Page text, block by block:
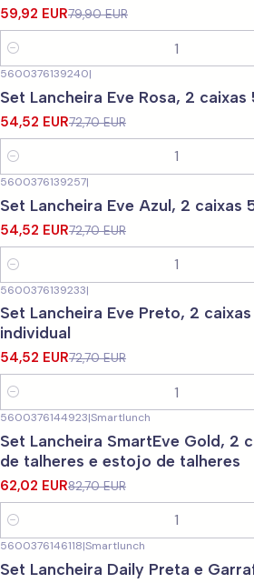
59,92 EUR79,90 EUR
Quantidade
DESCONTO
5600376139240|
Set Lancheira Eve Rosa, 2
54,52 EUR72,70 EUR
Quantidade
DESCONTO
5600376139257|
Set Lancheira Eve Azul, 2 caixas
54,52 EUR72,70 EUR
Quantidade
-25%DESCONTO
5600376139233|
Set Lancheira Eve Preto, 2
individual
54,52 EUR72,70 EUR
Quantidade
DESCONTO
5600376144923|Smartlunch
Set Lancheira SmartEve Gold, 2
de talheres e estojo de talheres
62,02 EUR82,70 EUR
Quantidade
-25%DESCONTO
5600376146118|Smartlunch
Set Lancheira Daily Preta e